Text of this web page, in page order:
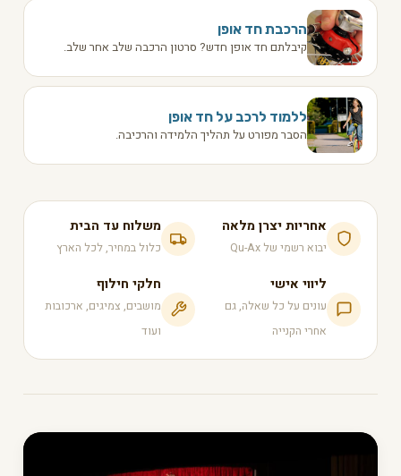
הרכבת חד אופן
קיבלתם חד אופן חדש? סרטון הרכבה שלב אחר שלב.
ללמוד לרכב על חד אופן
הסבר מפורט על תהליך הלמידה והרכיבה.
אחריות יצרן מלאה
יבוא רשמי של Qu-Ax
משלוח עד הבית
כלול במחיר, לכל הארץ
ליווי אישי
עונים על כל שאלה, גם
אחרי הקנייה
חלקי חילוף
מושבים, צמיגים, ארכובות
ועוד